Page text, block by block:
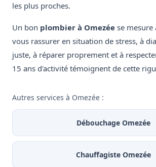
les plus proches.
Un bon plombier à Omezée se mesure
vous rassurer en situation de stress, à
juste, à réparer proprement et à
15 ans d'activité témoignent de cette
Autres services à Omezée :
Débouchage Omezée
Chauffagiste Omezée